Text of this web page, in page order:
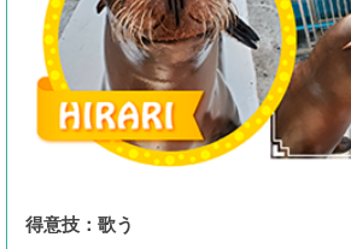
得意技： 歌う